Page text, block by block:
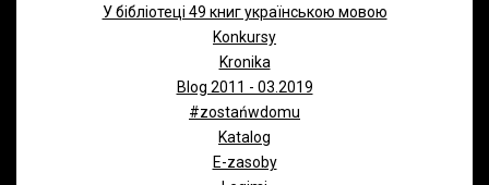
У бібліотеці 49 книг українською мовою
Konkursy
Kronika
Blog 2011 - 03.2019
#zostańwdomu
Katalog
E-zasoby